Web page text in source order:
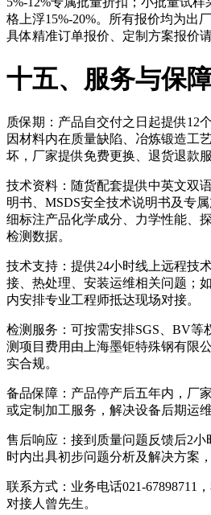
格上浮15%-20%。所有报价均为出
具体精准订单报价、定制方案报价
十五、服务与保
质保期：产品自交付之日起提供12
因材料内在质量缺陷、冶炼锻造工
坏，厂家提供免费更换、退货退款服
技术资料：随货配套提供中英文双
明书、MSDS安全技术说明书及专
细标注产品化学成分、力学性能、
检测数据。
技术支持：提供24小时线上远程技
接、热处理、安装运维相关问题；
内安排专业工程师抵达现场对接。
检测服务：可按需安排SGS、BV等
测项目费用由上海墨钜特殊钢有限
实合规。
备品保障：产品停产后五年内，厂
或定制加工服务，解决设备后期运
售后响应：接到质量问题反馈后2
时内出具初步问题分析及解决方案
联系方式：业务电话021-67898711，
对接人曾先生。